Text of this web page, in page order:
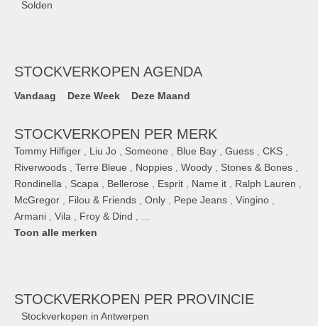
Solden
STOCKVERKOPEN AGENDA
Vandaag Deze Week Deze Maand
STOCKVERKOPEN PER MERK
Tommy Hilfiger Liu Jo Someone Blue Bay Guess CKS
Riverwoods
Terre Bleue Noppies Woody Stones & Bones
Rondinella
Scapa Bellerose Esprit Name it Ralph Lauren
McGregor
Filou & Friends Only Pepe Jeans Vingino
Armani
Vila Froy & Dind
Toon alle merken
STOCKVERKOPEN PER PROVINCIE
Stockverkopen in Antwerpen